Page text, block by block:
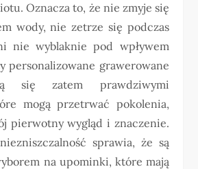
Oznacza to, że nie zmyje się
wody, nie zetrze się podczas
nie wyblaknie pod wpływem
personalizowane grawerowane
się zatem prawdziwymi
mogą przetrwać pokolenia,
pierwotny wygląd i znaczenie.
sprawia, że są
na upominki, które mają